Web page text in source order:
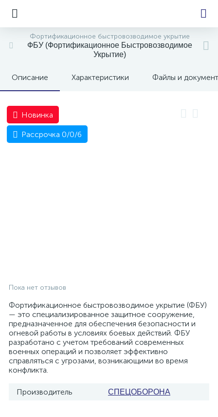
Фортификационное быстровозводимое укрытие
ФБУ (Фортификационное Быстровозводимое
Укрытие)
Описание Характеристики Файлы и
Новинка
Рассрочка 0/0/6
Пока нет отзывов
Фортификационное быстровозводимое укрытие (ФБУ)
— это специализированное защитное сооружение,
предназначенное для обеспечения безопасности и
огневой работы в условиях боевых действий. ФБУ
разработано с учетом требований современных
военных операций и позволяет эффективно
справляться с угрозами, возникающими во время
конфликта.
Производитель СПЕЦОБОРОНА